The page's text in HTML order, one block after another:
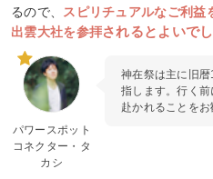
るので、
スピリチュアルなご利益
出雲大社を参拝されるとよいで
パワースポット
コネクター・タ
カシ
神在祭は主に旧
指します。行く
赴かれることをお